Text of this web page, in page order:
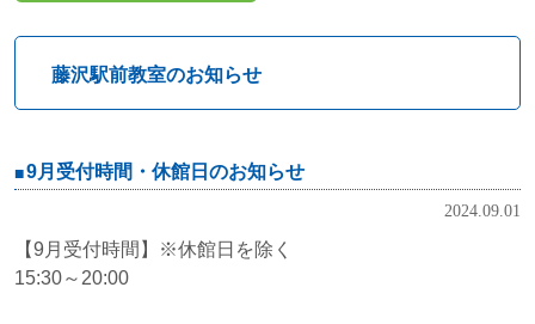
藤沢駅前教室のお知らせ
9月受付時間・休館日のお知らせ
2024.09.01
【9月受付時間】※休館日を除く
15:30～20:00